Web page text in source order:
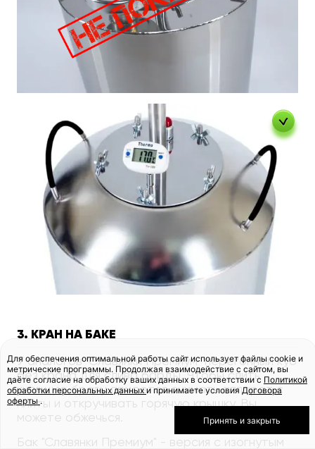
3. КРАН НА БАКЕ
У аналогов "Славянки Премиум" перегонный куб
без крана для слива барды. Чтобы слить
кипящую брагу, придется снимать аппарат с
плиты и откручивать горячую крышку. Вы
можете обжечься.
Бак "Славянки Премиум" - версия с изогнутым
Для обеспечения оптимальной работы сайт использует файлы cookie и
метрические программы. Продолжая взаимодействие с сайтом, вы
даёте согласие на обработку ваших данных в соответствии с Политикой
обработки персональных данныхи принимаете условияДоговора
оферты.
Принять и закрыть